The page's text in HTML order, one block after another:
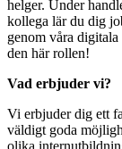
helger. Under
kollega lär du dig
genom våra
den här rollen!
Vad erbjuder vi?
Vi erbjuder dig ett
väldigt goda
olika